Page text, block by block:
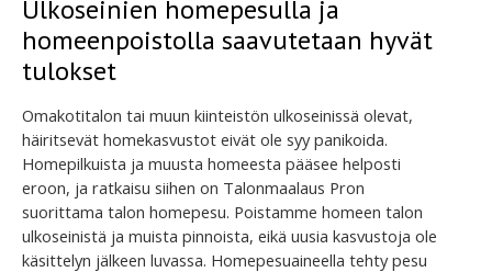
Ulkoseinien homepesulla ja
homeenpoistolla saavutetaan hyvät
tulokset
Omakotitalon tai muun kiinteistön ulkoseinissä olevat,
häiritsevät homekasvustot eivät ole syy panikoida.
Homepilkuista ja muusta homeesta pääsee helposti
eroon, ja ratkaisu siihen on Talonmaalaus Pron
suorittama talon homepesu. Poistamme homeen talon
ulkoseinistä ja muista pinnoista, eikä uusia kasvustoja ole
käsittelyn jälkeen luvassa. Homepesuaineella tehty pesu